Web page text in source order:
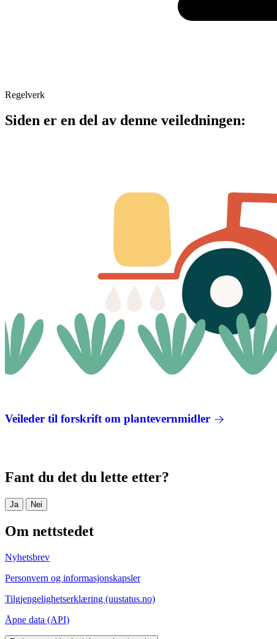
Regelverk
Siden er en del av denne veiledningen:
Veileder til forskrift om plantevernmidler
Fant du det du lette etter?
Ja Nei
Om nettstedet
Nyhetsbrev
Personvern og informasjonskapsler
Tilgjengelighetserklæring (uustatus.no)
Åpne data (API)